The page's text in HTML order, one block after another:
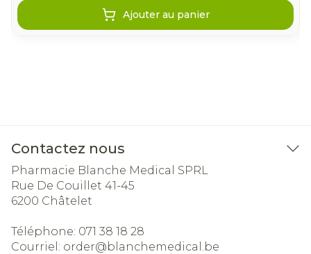
Ajouter au panier
Contactez nous
Pharmacie Blanche Medical SPRL
Rue De Couillet 41-45
6200 Châtelet
Téléphone: 071 38 18 28
Courriel: order@blanchemedical.be